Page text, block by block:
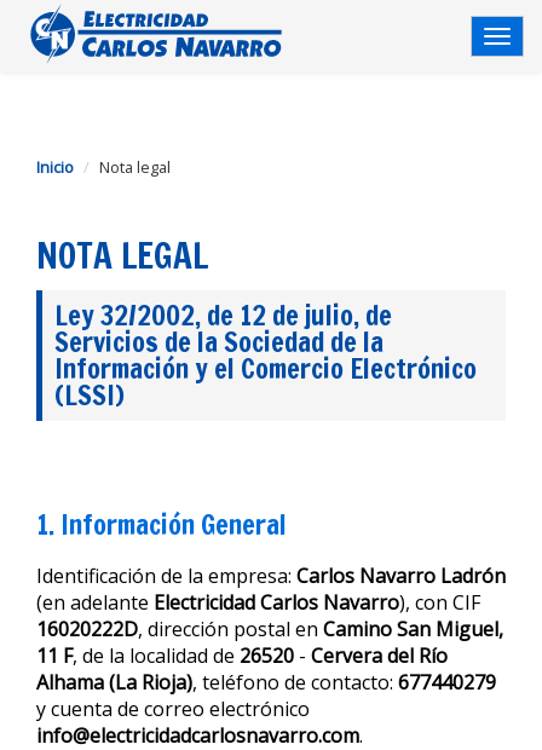
Inicio Nota legal
NOTA LEGAL
Ley 32/2002, de 12 de julio, de
Servicios de la Sociedad de la
Información y el Comercio Electrónico
(LSSI)
1. Información General
Identificación de la empresa: Carlos Navarro Ladrón
(en adelante Electricidad Carlos Navarro), con CIF
16020222D, dirección postal en Camino San Miguel,
11 F, de la localidad de 26520 - Cervera del Río
Alhama(La Rioja), teléfono de contacto: 677440279
y cuenta de correo electrónico
info@electricidadcarlosnavarro.com.